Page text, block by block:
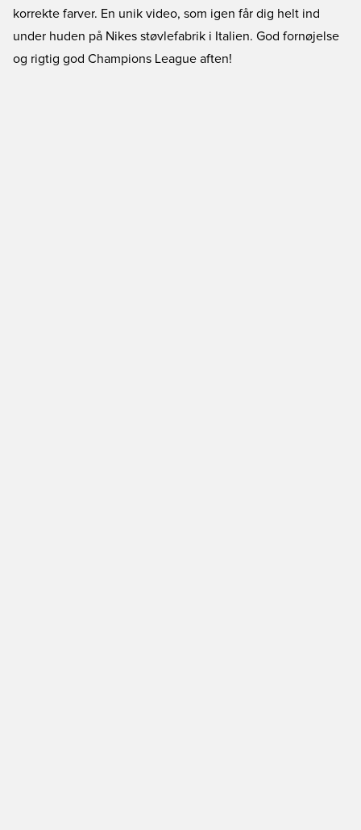
korrekte farver. En unik video, som igen får dig helt ind
under huden på Nikes støvlefabrik i Italien. God fornøjelse
og rigtig god Champions League aften!